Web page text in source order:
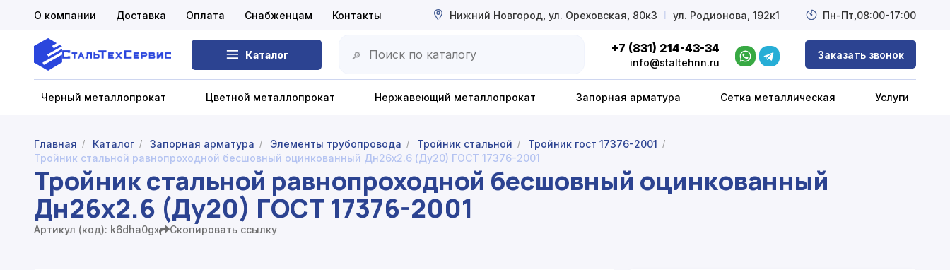
Каталог 🔎
+7 (831) 214-43-34
info@staltehnn.ru
Заказать звонок
Черный металлопрокат Цветной металлопрокат Нержавеющий металлопрокат Запорная арматура Сетка металлическая Услуги
О компании Доставка Оплата Снабженцам Контакты Нижний Новгород, ул. Ореховская, 80к3 l ул. Родионова, 192к1 Пн-Пт, 08:00-17:00
Черный металлопрокат
Цветной металлопрокат
Нержавеющий металлопрокат
Главная / Каталог / Запорная арматура / Элементы трубопровода / Тройник стальной / Тройник гост 17376-2001 /
Тройник стальной равнопроходной бесшовный оцинкованный Дн26х2.6 (Ду20) ГОСТ 17376-2001
Тройник стальной равнопроходной бесшовный оцинкованный
Дн26х2.6 (Ду20) ГОСТ 17376-2001
Артикул (код): k6dha0gx Скопировать ссылку